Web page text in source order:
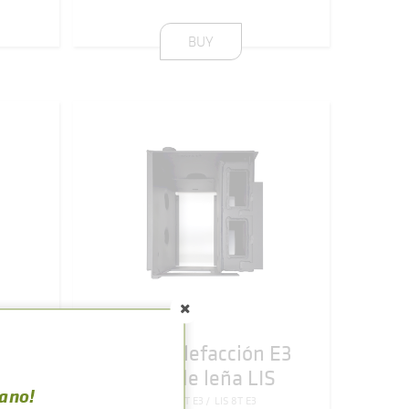
BUY
Paila de calefacción E3
de cocina de leña LIS
LIS 7T E3 LIS 8T E3